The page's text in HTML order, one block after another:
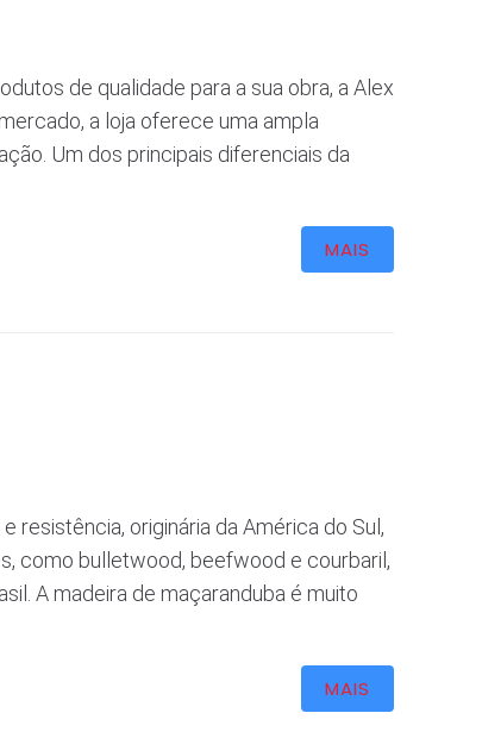
de qualidade para a sua obra, a Alex
a loja oferece uma ampla
Um dos principais diferenciais da
MAIS
resistência, originária da América do Sul,
como bulletwood, beefwood e courbaril,
A madeira de maçaranduba é muito
MAIS